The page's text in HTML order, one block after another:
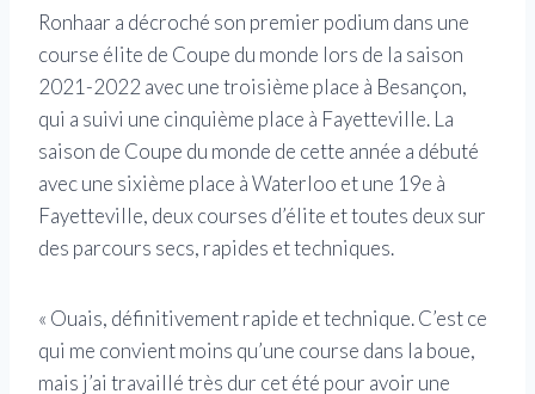
Ronhaar a décroché son premier podium dans une
course élite de Coupe du monde lors de la saison
2021-2022 avec une troisième place à Besançon,
qui a suivi une cinquième place à Fayetteville. La
saison de Coupe du monde de cette année a débuté
avec une sixième place à Waterloo et une 19e à
Fayetteville, deux courses d’élite et toutes deux sur
des parcours secs, rapides et techniques.
« Ouais, définitivement rapide et technique. C’est ce
qui me convient moins qu’une course dans la boue,
mais j’ai travaillé très dur cet été pour avoir une